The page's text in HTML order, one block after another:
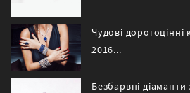
Чудові
2016...
Безбарвні